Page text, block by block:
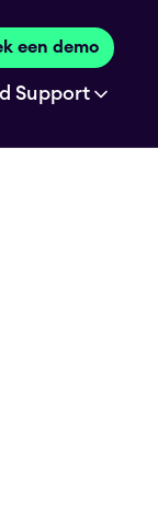
is
een demo
Support